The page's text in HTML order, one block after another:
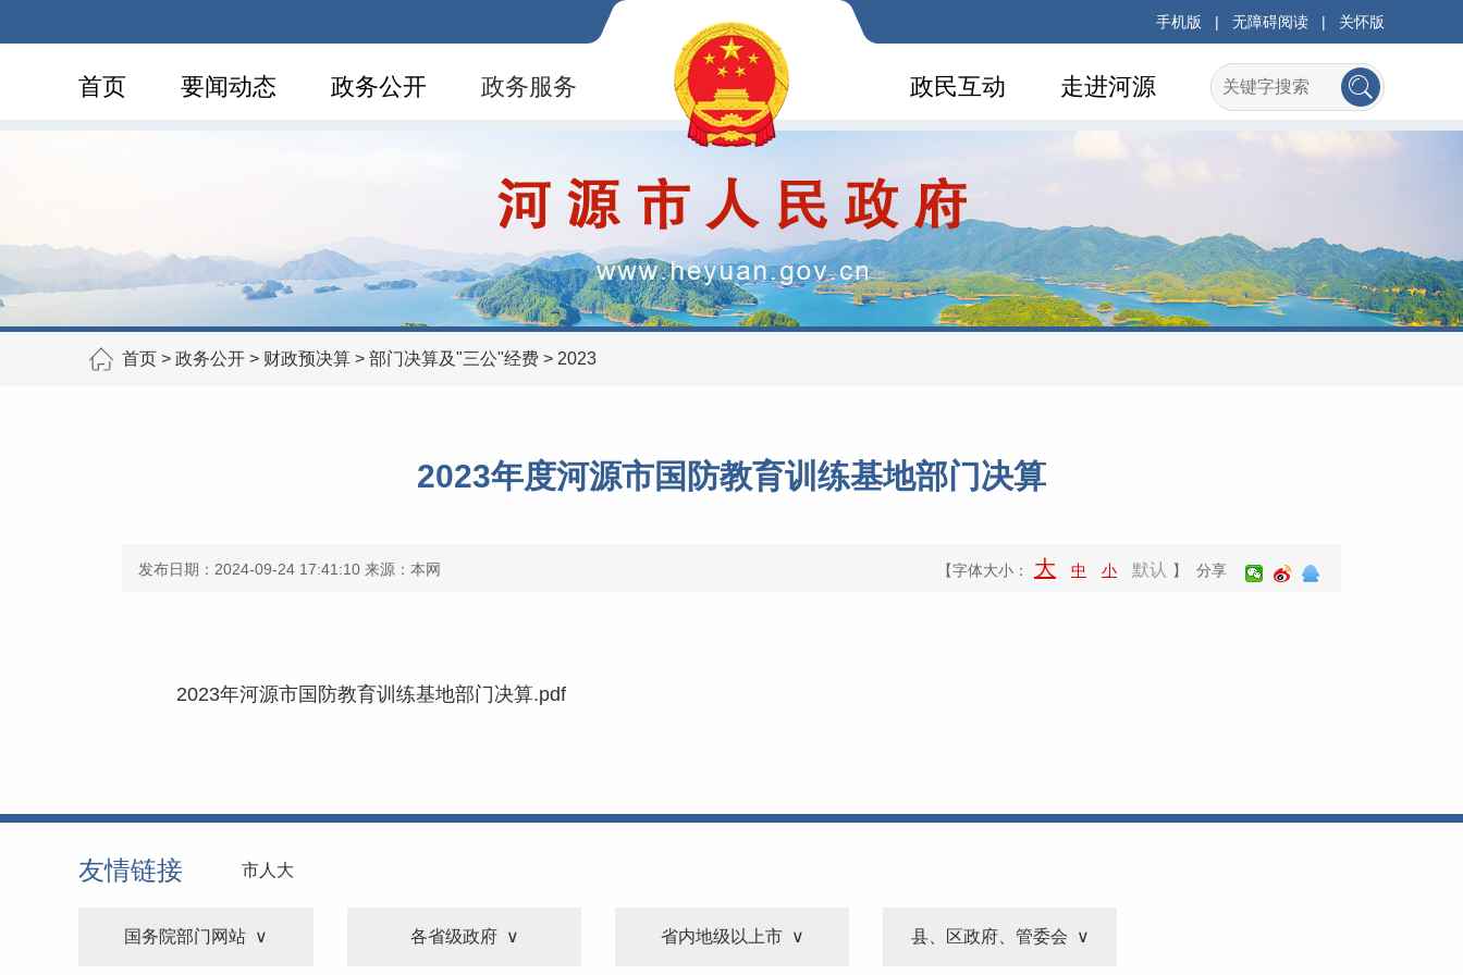
手机版 | 无障碍阅读 | 关怀版
首页 要闻动态 政务公开 政务服务 走进河源
政民互动
首页 > 政务公开 > 财政预决算 > 部门决算及"三公"经费 > 2023
2023年度河源市国防教育训练基地部门决算
发布日期：2024-09-24 17:41:10 来源：本网 【字体大小： 大 中 小 默认 】 分享
2023年河源市国防教育训练基地部门决算.pdf
友情链接 市人大
国务院部门网站 各省级政府 省内地级以上市 县、区政府、管委会